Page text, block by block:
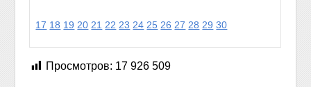
17 18 19 20 21 22 23 24 25 26 27 28 29 30
Просмотров: 17 926 509